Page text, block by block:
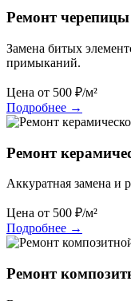
Ремонт
Замена битых
примыканий.
Цена от 500 ₽/м²
Подробнее →
Ремонт
Аккуратная замена и
Цена от 500 ₽/м²
Подробнее →
Ремонт